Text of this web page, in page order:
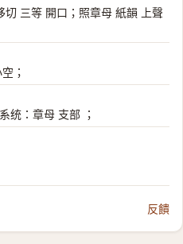
切 三等 開口；照章母 紙韻 上聲
；
统：章母 支部 ；
反饋